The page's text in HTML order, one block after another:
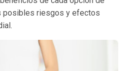
posibles riesgos y efectos